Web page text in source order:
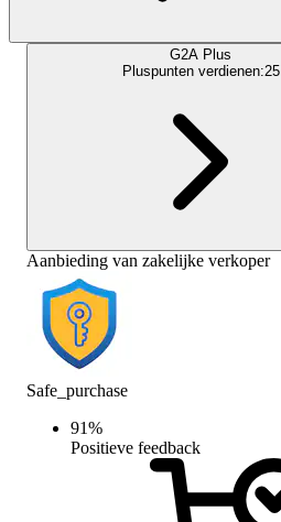
G2A Plus
Pluspunten verdienen:25
Aanbieding van zakelijke verkoper
Safe_purchase
91%
Positieve feedback